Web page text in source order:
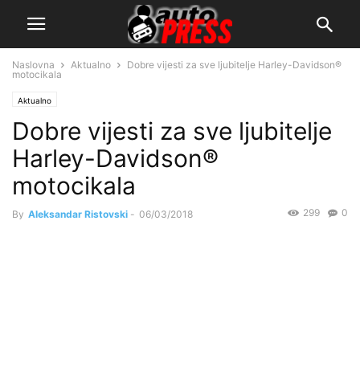
Naslovna Aktualno
Dobre vijesti za sve ljubitelje Harley-Davidson®
motocikala
Aktualno
Dobre vijesti za sve ljubitelje
Harley-Davidson®
motocikala
By Aleksandar Ristovski - 06/03/2018 0
299